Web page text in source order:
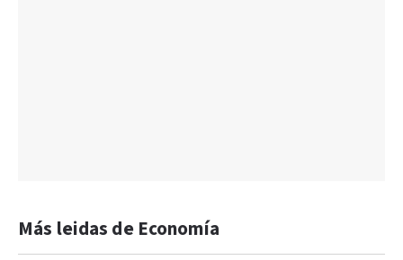
Más leidas de Economía